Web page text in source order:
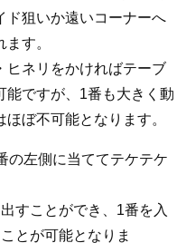
ド狙いか遠いコーナーへ
す。
ヒネリをかければテーブ
能ですが、1番も大きく動
ぼ不可能となります。
の左側に当ててテケテケ
すことができ、1番を入
とが可能となりま